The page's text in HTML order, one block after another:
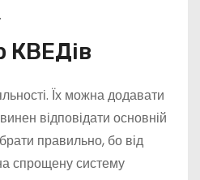
КВЕДів
Їх можна додавати
відповідати основній
правильно, бо від
спрощену систему